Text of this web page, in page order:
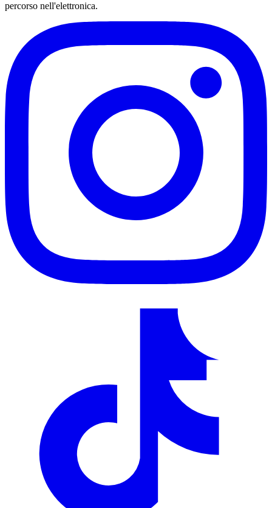
percorso nell'elettronica.